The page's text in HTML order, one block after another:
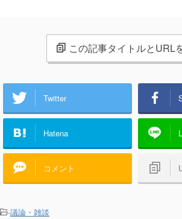
この記事タイトルとURL
Twitter
Hatena
コメント
-議論・雑談